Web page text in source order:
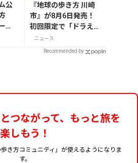
公
き
『地球の歩き方 川崎
市』が8月6日発売！
初回限定で「ドラえも
ん」描き下ろし特別カ
バー付き
ニュース
Recommended by
つながって、もっと旅を
楽しもう！
き方コミュニティ」が使えるようになりま
す。